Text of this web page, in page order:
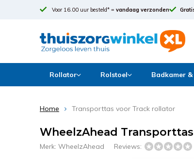
Voor 16.00 uur besteld* = vandaag verzonden
Rollator Rolstoel Badkamer
Home Transporttas voor Track rollator
WheelzAhead
Merk: WheelzAhead Reviews: